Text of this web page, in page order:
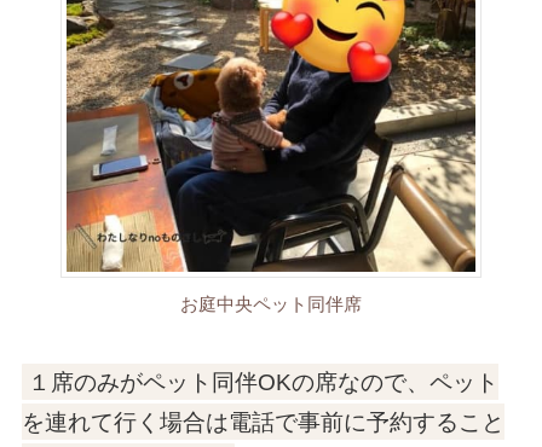
お庭中央ペット同伴席
１席のみがペット同伴OKの席なので、ペット
を連れて行く場合は電話で事前に予約すること